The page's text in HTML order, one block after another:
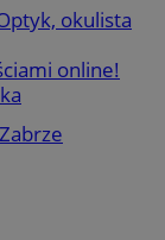
okulista
online!